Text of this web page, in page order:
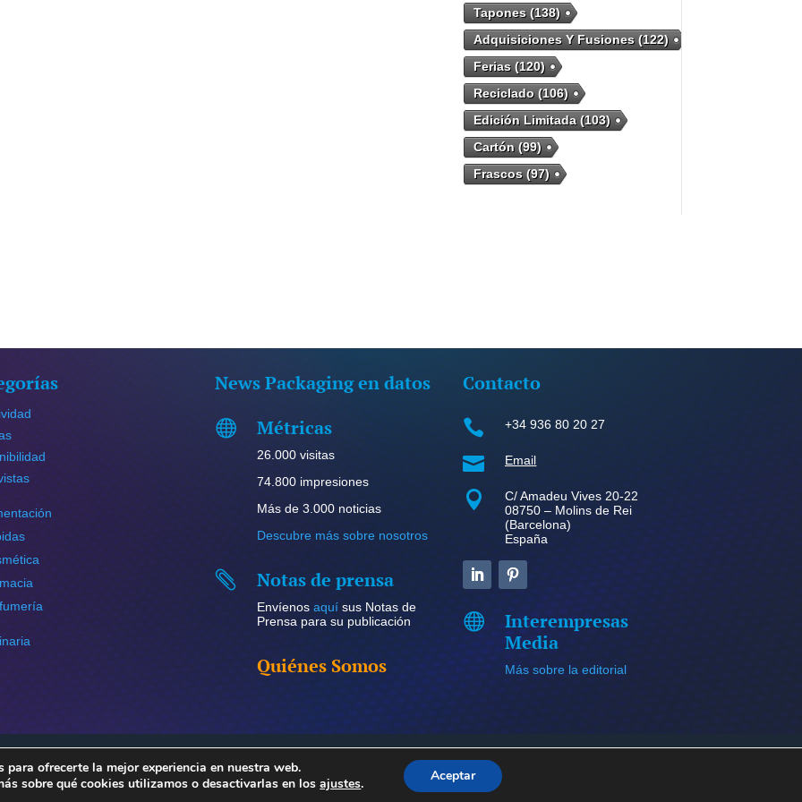
Tapones(138)
Adquisiciones Y Fusiones(122)
Ferias(120)
Reciclado(106)
Edición Limitada(103)
Cartón(99)
Frascos(97)
News Packaging en datos
 Métricas
26.000 visitas
74.800 impresiones
Más de 3.000 noticias
Descubre más sobre nosotros
 Notas de prensa
Envíenosaquí sus Notas de
Prensa para su publicación
Quiénes Somos
Contacto
 +34 936 80 20 27
 Email

C/ Amadeu Vives 20-22
08750 – Molins de Rei
(Barcelona)
España

Interempresas
Media
Más sobre la editorial
reservados. Política de privacidad y aviso legal– Política de cookies
para ofrecerte la mejor experiencia en nuestra web.
sobre qué cookies utilizamos o desactivarlas en losajustes. Aceptar